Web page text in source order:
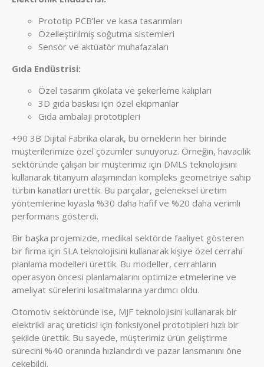
Prototip PCB’ler ve kasa tasarımları
Özelleştirilmiş soğutma sistemleri
Sensör ve aktüatör muhafazaları
Gıda Endüstrisi:
Özel tasarım çikolata ve şekerleme kalıpları
3D gıda baskısı için özel ekipmanlar
Gıda ambalajı prototipleri
+90 3B Dijital Fabrika olarak, bu örneklerin her birinde
müşterilerimize özel çözümler sunuyoruz. Örneğin, havacılık
sektöründe çalışan bir müşterimiz için DMLS teknolojisini
kullanarak titanyum alaşımından kompleks geometriye sahip
türbin kanatları ürettik. Bu parçalar, geleneksel üretim
yöntemlerine kıyasla %30 daha hafif ve %20 daha verimli
performans gösterdi.
Bir başka projemizde, medikal sektörde faaliyet gösteren
bir firma için SLA teknolojisini kullanarak kişiye özel cerrahi
planlama modelleri ürettik. Bu modeller, cerrahların
operasyon öncesi planlamalarını optimize etmelerine ve
ameliyat sürelerini kısaltmalarına yardımcı oldu.
Otomotiv sektöründe ise, MJF teknolojisini kullanarak bir
elektrikli araç üreticisi için fonksiyonel prototipleri hızlı bir
şekilde ürettik. Bu sayede, müşterimiz ürün geliştirme
sürecini %40 oranında hızlandırdı ve pazar lansmanını öne
çekebildi.